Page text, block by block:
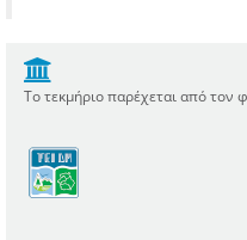
Το τεκμήριο παρέχεται από τον